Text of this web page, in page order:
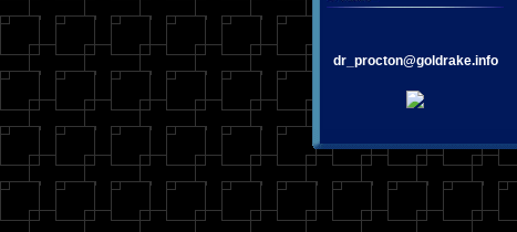
dr_procton@goldrake.info